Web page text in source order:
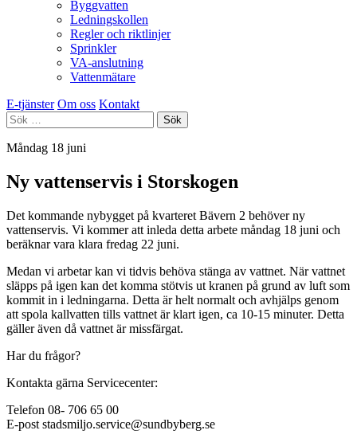
Byggvatten
Ledningskollen
Regler och riktlinjer
Sprinkler
VA-anslutning
Vattenmätare
E-tjänster Om oss Kontakt
Sök
efter:
Måndag 18 juni
Ny vattenservis i Storskogen
Det kommande nybygget på kvarteret Bävern 2 behöver ny
vattenservis. Vi kommer att inleda detta arbete måndag 18 juni och
beräknar vara klara fredag 22 juni.
Medan vi arbetar kan vi tidvis behöva stänga av vattnet. När vattnet
släpps på igen kan det komma stötvis ut kranen på grund av luft som
kommit in i ledningarna. Detta är helt normalt och avhjälps genom
att spola kallvatten tills vattnet är klart igen, ca 10-15 minuter. Detta
gäller även då vattnet är missfärgat.
Har du frågor?
Kontakta gärna Servicecenter:
Telefon 08- 706 65 00
E-post stadsmiljo.service@sundbyberg.se